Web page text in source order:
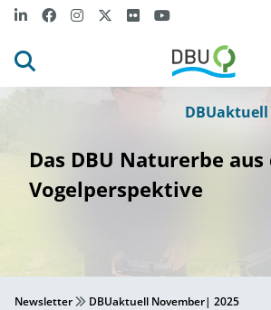
/DBU
Das DBU Naturerbe aus
Vogelperspektive
Newsletter DBUaktuell November| 2025